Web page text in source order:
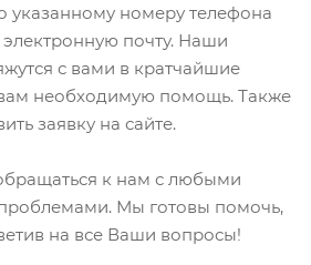
указанному номеру телефона
электронную почту. Наши
с вами в кратчайшие
необходимую помощь. Также
заявку на сайте.
к нам с любыми
Мы готовы помочь,
на все Ваши вопросы!